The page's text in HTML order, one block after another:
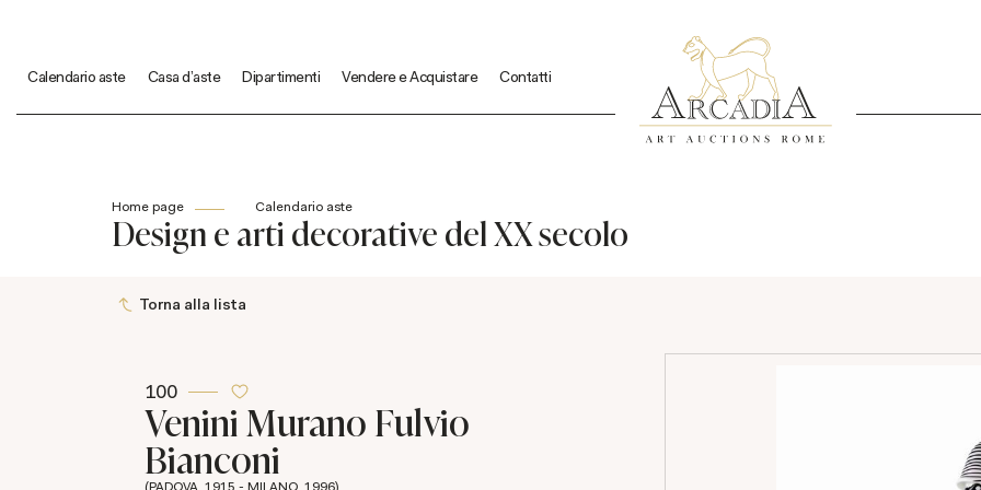
Calendario aste Casa d'aste Dipartimenti Vendere e Acquistare Contatti
Home page Calendario aste
Design e arti decorative del XX secolo
Torna alla lista
100
Venini MuranoFulvio
Bianconi